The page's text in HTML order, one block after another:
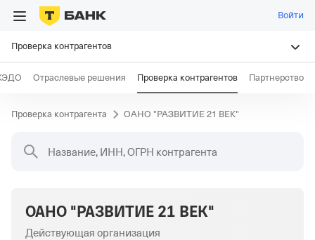
Войти
Проверка контрагентов
Отраслевые решения Проверка контрагентов Партнерство
Проверка контрагента ОАНО "РАЗВИТИЕ 21 ВЕК"
Название, ИНН, ОГРН контрагента
ОАНО "РАЗВИТИЕ 21 ВЕК"
Действующая организация